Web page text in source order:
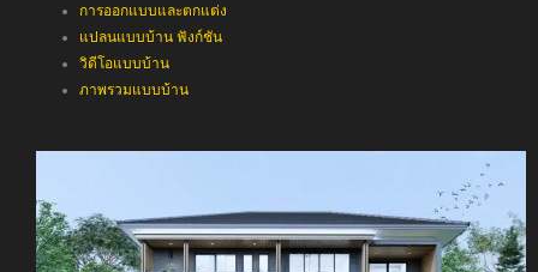
การออกแบบและตกแต่ง
แปลนแบบบ้าน ฟังก์ชัน
วิดีโอแบบบ้าน
ภาพรวมแบบบ้าน